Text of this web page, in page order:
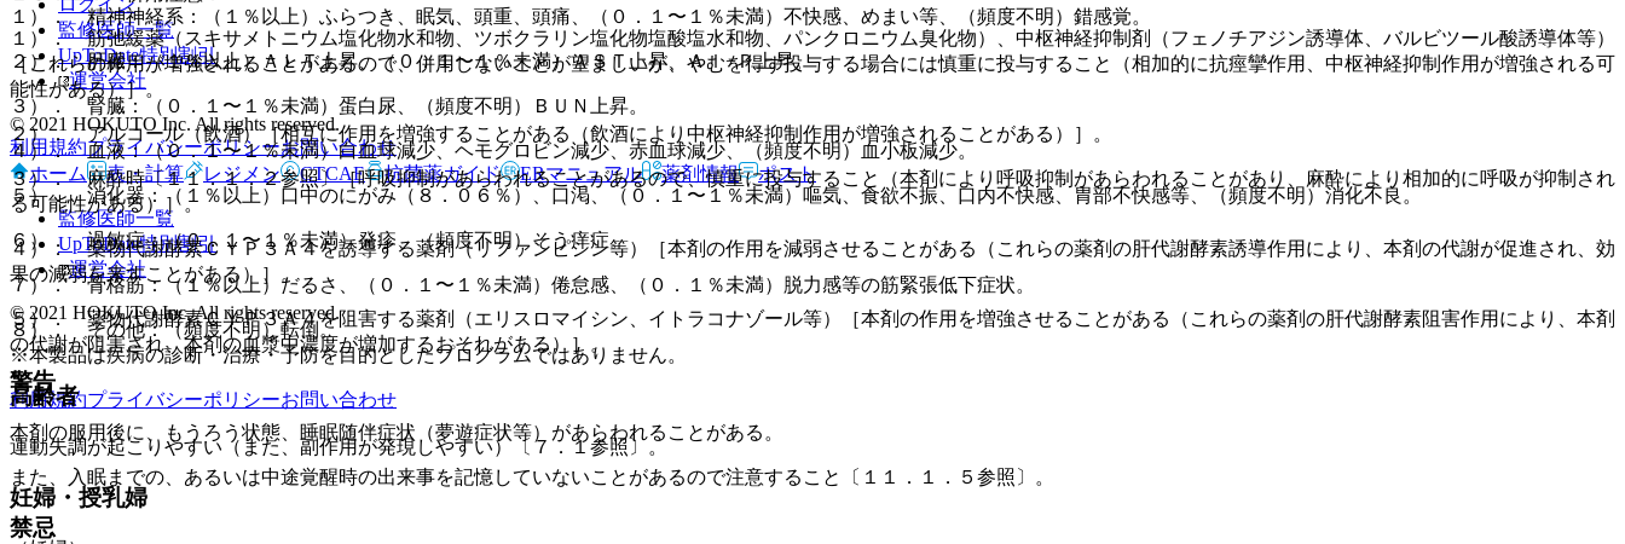
１）． 筋弛緩薬（スキサメトニウム塩化物水和物、ツボクラリン塩化物塩酸塩水和物、パンクロニウム臭化物）、中枢神経抑制剤（フェノチアジン誘導体、バルビツール酸誘導体等）
［これらの作用が増強されることがあるので、併用しないことが望ましいが、やむを得ず投与する場合には慎重に投与すること（相加的に抗痙攣作用、中枢神経抑制作用が増強される可
能性がある）］。
２）． アルコール（飲酒）［相互に作用を増強することがある（飲酒により中枢神経抑制作用が増強されることがある）］。
３）． 麻酔時〔１１．１．２参照〕［呼吸抑制があらわれることがあるので、慎重に投与すること（本剤により呼吸抑制があらわれることがあり、麻酔により相加的に呼吸が抑制され
る可能性がある）］。
４）． 薬物代謝酵素ＣＹＰ３Ａ４を誘導する薬剤（リファンピシン等）［本剤の作用を減弱させることがある（これらの薬剤の肝代謝酵素誘導作用により、本剤の代謝が促進され、効
果の減弱を来すことがある）］。
５）． 薬物代謝酵素ＣＹＰ３Ａ４を阻害する薬剤（エリスロマイシン、イトラコナゾール等）［本剤の作用を増強させることがある（これらの薬剤の肝代謝酵素阻害作用により、本剤
の代謝が阻害され、本剤の血漿中濃度が増加するおそれがある）］。
高齢者
運動失調が起こりやすい（また、副作用が発現しやすい）〔７．１参照〕。
妊婦・授乳婦
１）． 精神神経系：（１％以上）ふらつき、眠気、頭重、頭痛、（０．１〜１％未満）不快感、めまい等、（頻度不明）錯感覚。
２）． 肝臓：（１％以上）ＡＬＴ上昇、（０．１〜１％未満）ＡＳＴ上昇、Ａｌ−Ｐ上昇。
３）． 腎臓：（０．１〜１％未満）蛋白尿、（頻度不明）ＢＵＮ上昇。
４）． 血液：（０．１〜１％未満）白血球減少、ヘモグロビン減少、赤血球減少、（頻度不明）血小板減少。
５）． 消化器：（１％以上）口中のにがみ（８．０６％）、口渇、（０．１〜１％未満）嘔気、食欲不振、口内不快感、胃部不快感等、（頻度不明）消化不良。
６）． 過敏症：（０．１〜１％未満）発疹、（頻度不明）そう痒症。
７）． 骨格筋：（１％以上）だるさ、（０．１〜１％未満）倦怠感、（０．１％未満）脱力感等の筋緊張低下症状。
８）． その他：（頻度不明）転倒。
警告
本剤の服用後に、もうろう状態、睡眠随伴症状（夢遊症状等）があらわれることがある。
また、入眠までの、あるいは中途覚醒時の出来事を記憶していないことがあるので注意すること〔１１．１．５参照〕。
禁忌
監修医師一覧
UpToDate特別割引
運営会社
© 2021 HOKUTO Inc. All rights reserved.
利用規約プライバシーポリシーお問い合わせ
ホーム
表・計算 レジメン CTCAE 抗菌薬ガイド ERマニュアル 薬剤情報 ポスト
監修医師一覧
UpToDate特別割引
運営会社
© 2021 HOKUTO Inc. All rights reserved.
※本製品は疾病の診断・治療・予防を目的としたプログラムではありません。
利用規約プライバシーポリシーお問い合わせ